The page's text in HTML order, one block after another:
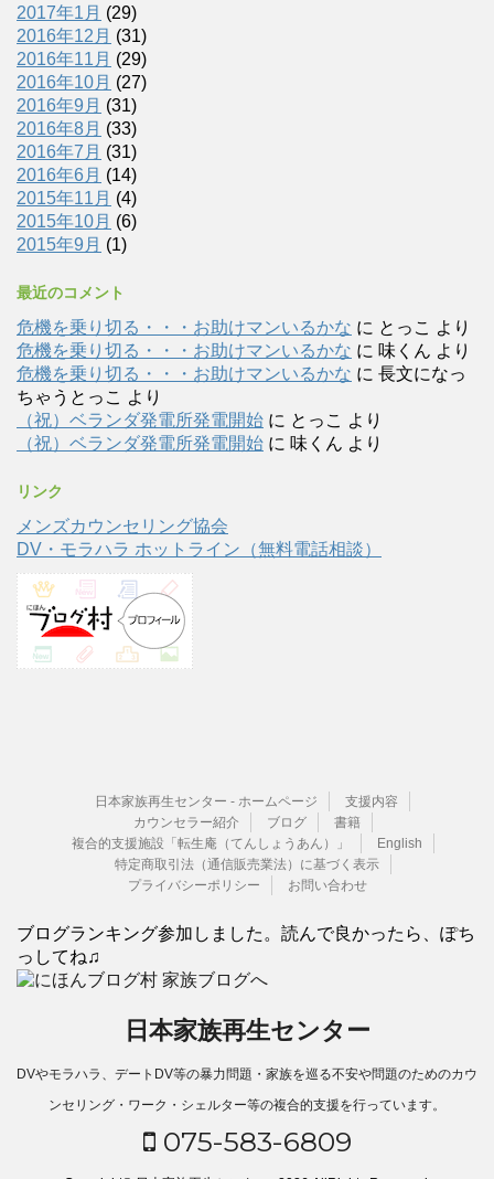
2017年1月 (29)
2016年12月 (31)
2016年11月 (29)
2016年10月 (27)
2016年9月 (31)
2016年8月 (33)
2016年7月 (31)
2016年6月 (14)
2015年11月 (4)
2015年10月 (6)
2015年9月 (1)
最近のコメント
危機を乗り切る・・・お助けマンいるかな に とっこ より
危機を乗り切る・・・お助けマンいるかな に 味くん より
危機を乗り切る・・・お助けマンいるかな に 長文になっ
ちゃうとっこ より
（祝）ベランダ発電所発電開始 に とっこ より
（祝）ベランダ発電所発電開始 に 味くん より
リンク
メンズカウンセリング協会
DV・モラハラ ホットライン（無料電話相談）
日本家族再生センター - ホームページ
支援内容
カウンセラー紹介
ブログ
書籍
複合的支援施設「転生庵（てんしょうあん）」
English
特定商取引法（通信販売業法）に基づく表示
プライバシーポリシー
お問い合わせ
ブログランキング参加しました。読んで良かったら、ぽち
っしてね♫
日本家族再生センター
DVやモラハラ、デートDV等の暴力問題・家族を巡る不安や問題のためのカウ
ンセリング・ワーク・シェルター等の複合的支援を行っています。
075-583-6809